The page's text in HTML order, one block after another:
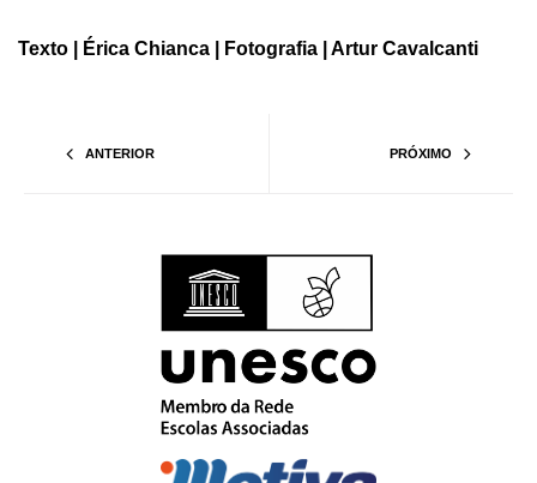
Texto | Érica Chianca | Fotografia | Artur Cavalcanti
ANTERIOR PRÓXIMO